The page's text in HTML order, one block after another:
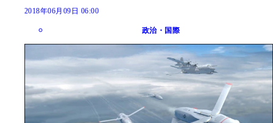
2018年06月09日 06:00
政治・国際